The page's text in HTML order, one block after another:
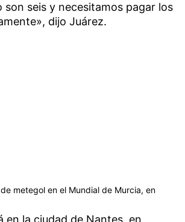
son seis y necesitamos pagar los
dijo Juárez.
metegol en el Mundial de Murcia, en
en la ciudad de Nantes, en